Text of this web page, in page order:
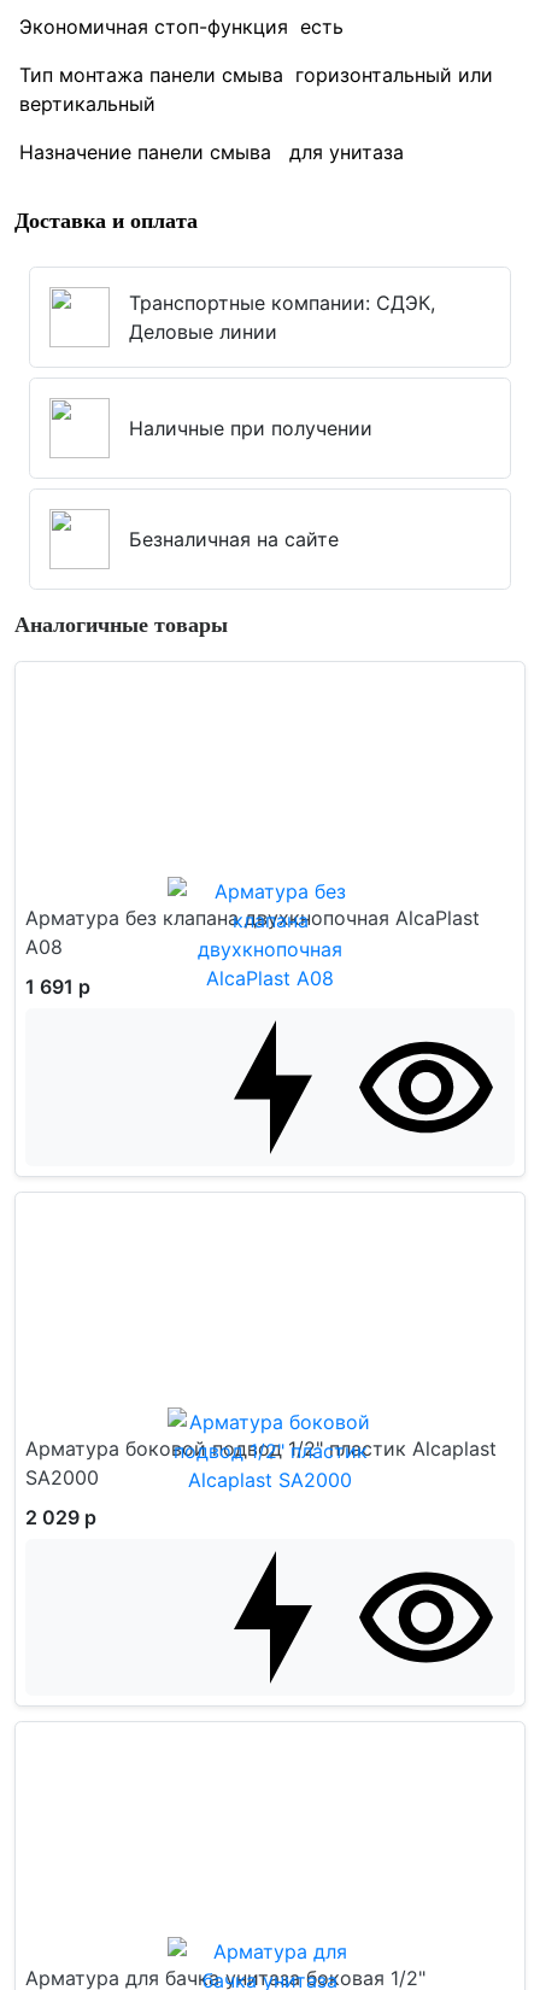
Экономичная стоп-функция есть
Тип монтажа панели смыва горизонтальный или
вертикальный
Назначение панели смыва для унитаза
Доставка и оплата
Транспортные компании: СДЭК,
Деловые линии
Наличные при получении
Безналичная на сайте
Аналогичные товары
Арматура без клапана двухкнопочная AlcaPlast
А08
1 691 р
Арматура боковой подвод 1/2" пластик Alcaplast
SA2000
2 029 р
Арматура для бачка унитаза боковая 1/2"